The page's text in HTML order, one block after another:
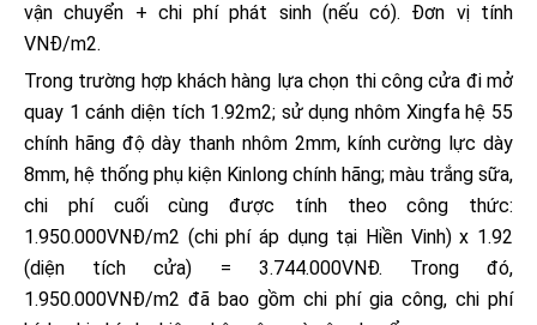
vận chuyển + chi phí phát sinh (nếu có). Đơn vị tính
VNĐ/m2.
Trong trường hợp khách hàng lựa chọn thi công cửa đi mở
quay 1 cánh diện tích 1.92m2; sử dụng nhôm Xingfa hệ 55
chính hãng độ dày thanh nhôm 2mm, kính cường lực dày
8mm, hệ thống phụ kiện Kinlong chính hãng; màu trắng sữa,
chi phí cuối cùng được tính theo công thức:
1.950.000VNĐ/m2 (chi phí áp dụng tại Hiền Vinh) x 1.92
(diện tích cửa) = 3.744.000VNĐ. Trong đó,
1.950.000VNĐ/m2 đã bao gồm chi phí gia công, chi phí